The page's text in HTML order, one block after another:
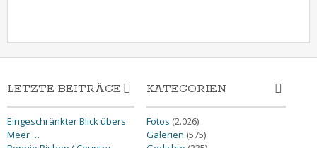
LETZTE BEITRÄGE
Eingeschränkter Blick übers
Meer …
KATEGORIEN
Fotos (2.026)
Galerien (575)